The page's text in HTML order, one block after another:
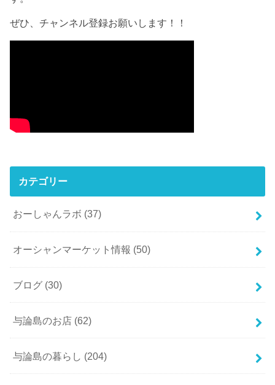
ぜひ、チャンネル登録お願いします！！
カテゴリー
おーしゃんラボ (37)
オーシャンマーケット情報 (50)
ブログ (30)
与論島のお店 (62)
与論島の暮らし (204)